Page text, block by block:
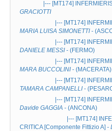
|--- [MT174]
GRACIOTTI
|--- [MT174]
MARIA LUISA SIMONETTI -
|--- [MT174]
DANIELE MESSI - (FERMO)
|--- [MT174]
MARA BUCCOLINI- (MACERATA)
|--- [MT174]
TAMARA CAMPANELLI -
|--- [MT174]
Davide GAGGIA - (ANCONA)
|--- [MT174]
CRITICA[Componente Fittizio A] -